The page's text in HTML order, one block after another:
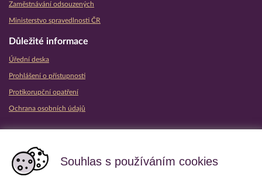
Souhlas s používáním cookies
Zaměstnávání odsouzených
Ministerstvo spravedlnosti ČR
Důležité informace
Úřední deska
Prohlášení o přístupnosti
Protikorupční opatření
Ochrana osobních údajů